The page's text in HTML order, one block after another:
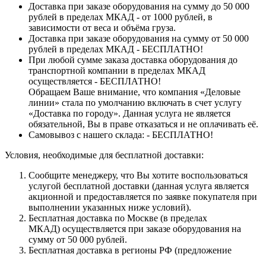
Доставка при заказе оборудования на сумму до 50 000
рублей в пределах МКАД - от 1000 рублей, в
зависимости от веса и объёма груза.
Доставка при заказе оборудования на сумму от 50 000
рублей в пределах МКАД - БЕСПЛАТНО!
При любой сумме заказа доставка оборудования до
транспортной компании в пределах МКАД
осуществляется - БЕСПЛАТНО!
Обращаем Ваше внимание, что компания «Деловые
линии» стала по умолчанию включать в счет услугу
«Доставка по городу». Данная услуга не является
обязательной, Вы в праве отказаться и не оплачивать её.
Самовывоз с нашего склада: - БЕСПЛАТНО!
Условия, необходимые для бесплатной доставки:
Сообщите менеджеру, что Вы хотите воспользоваться
услугой бесплатной доставки (данная услуга является
акционной и предоставляется по заявке покупателя при
выполнении указанных ниже условий).
Бесплатная доставка по Москве (в пределах
МКАД) осуществляется при заказе оборудования на
сумму от 50 000 рублей.
Бесплатная доставка в регионы РФ (предложение